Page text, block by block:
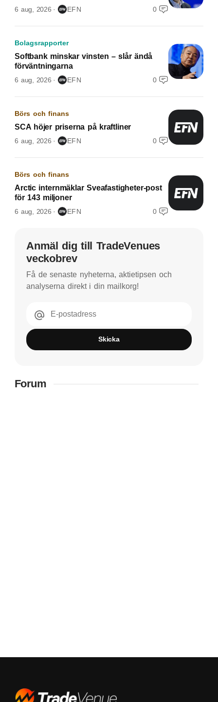
6 aug, 2026 EFN 0
Bolagsrapporter
Softbank minskar vinsten – slår ändå
förväntningarna
6 aug, 2026 EFN 0
Börs och finans
SCA höjer priserna på kraftliner
6 aug, 2026 EFN 0
Börs och finans
Arctic internmäklar Sveafastigheter-post
för 143 miljoner
6 aug, 2026 EFN 0
Anmäl dig till TradeVenues
veckobrev
Få de senaste nyheterna, aktietipsen och
analyserna direkt i din mailkorg!
E-postadress
Skicka
Forum